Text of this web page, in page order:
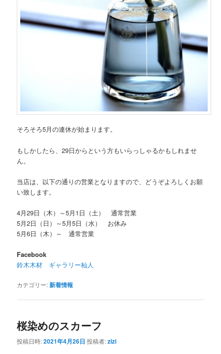
そろそろ5月の連休が始まります。
もしかしたら、29日からという方もいらっしゃるかもしれませ
ん。
当店は、以下の通りの営業となりますので、どうぞよろしくお願
い致します。
4月29日（木）～5月1日（土） 通常営業
5月2日（日）～5月5日（水） お休み
5月6日（木）～ 通常営業
Facebook
鈴木木材 ギャラリー杣人
カテゴリー:新着情報
桜染めのスカーフ
投稿日時:2021年4月26日 投稿者:zizi